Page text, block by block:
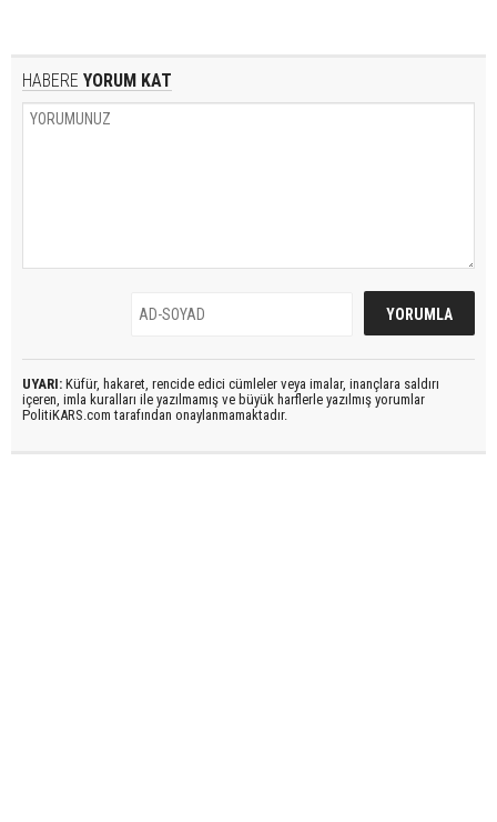
HABERE YORUM KAT
UYARI: Küfür, hakaret, rencide edici cümleler veya imalar, inançlara saldırı
içeren, imla kuralları ile yazılmamış ve büyük harflerle yazılmış yorumlar
PolitiKARS.com tarafından onaylanmamaktadır.